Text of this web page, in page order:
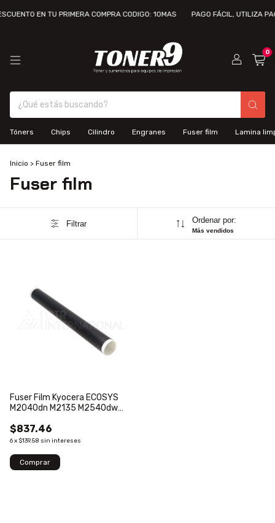
EN TU PRIMERA COMPRA CODIGO: 10MAS PAGO FÁCIL, UTILIZA
0
Tóners Chips Cilindro Engranes Fuser film Lamina
Inicio > Fuser film
Fuser film
Filtrar Ordenar por:
Más vendidos
Fuser Film Kyocera ECOSYS
M2040dn M2135 M2540dw
M2640idw M2735DW
P2040dw P2235dw
$837.46
6x $139.58 sin intereses